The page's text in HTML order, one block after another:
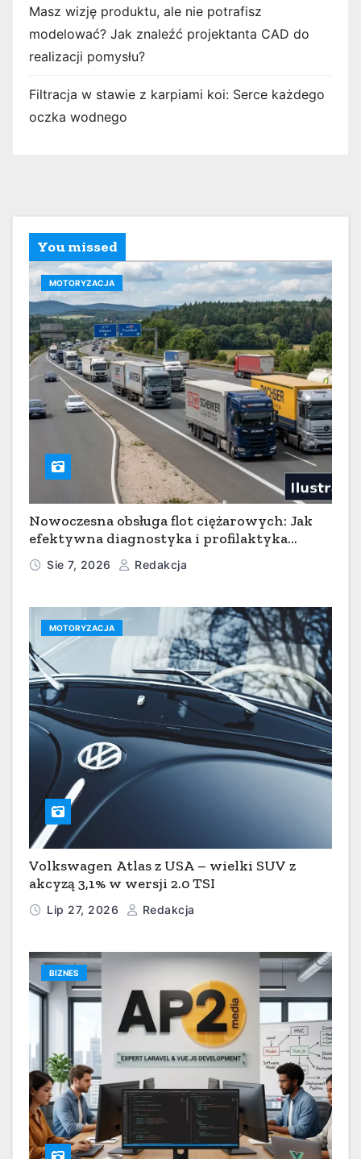
Masz wizję produktu, ale nie potrafisz
modelować? Jak znaleźć projektanta CAD do
realizacji pomysłu?
Filtracja w stawie z karpiami koi: Serce każdego
oczka wodnego
You missed
MOTORYZACJA
Nowoczesna obsługa flot ciężarowych: Jak
efektywna diagnostyka i profilaktyka
serwisowa minimalizują przestoje w
transporcie
Sie 7, 2026 Redakcja
MOTORYZACJA
Volkswagen Atlas z USA – wielki SUV z
akcyzą 3,1% w wersji 2.0 TSI
Lip 27, 2026 Redakcja
BIZNES